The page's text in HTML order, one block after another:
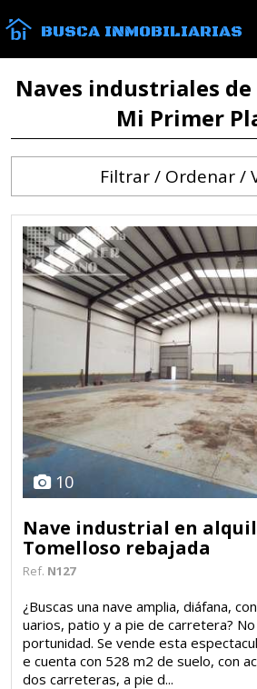
BUSCA INMOBILIARIAS
Naves industriales
Mi Primer
Filtrar / Ordenar /
10
Nave industrial en
Tomelloso rebajada
Ref. N127
¿Buscas una nave amplia, diáfana,
uarios, patio y a pie de carretera?
portunidad. Se vende esta
e cuenta con 528 m2 de suelo, con
dos carreteras, a pie d...